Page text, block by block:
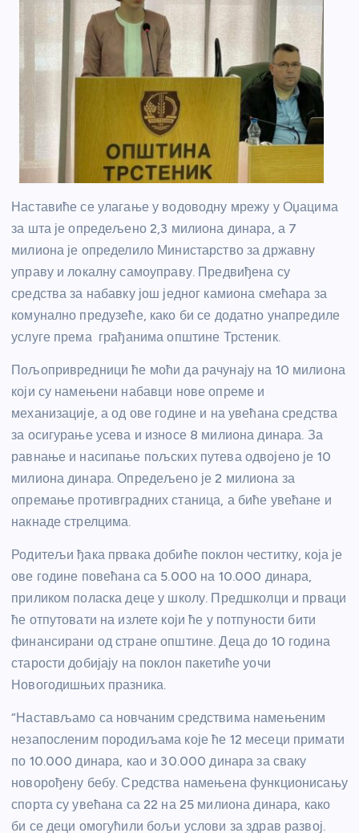
Наставиће се улагање у водоводну мрежу у Оџацима
за шта је опредељено 2,3 милиона динара, а 7
милиона је определило Министарство за државну
управу и локалну самоуправу. Предвиђена су
средства за набавку још једног камиона смећара за
комунално предузеће, како би се додатно унапредиле
услуге према грађанима општине Трстеник.
Пољопривредници ће моћи да рачунају на 10 милиона
који су намењени набавци нове опреме и
механизације, а од ове године и на увећана средства
за осигурање усева и износе 8 милиона динара. За
равнање и насипање пољских путева одвојено је 10
милиона динара. Опредељено је 2 милиона за
опремање противградних станица, а биће увећане и
накнаде стрелцима.
Родитељи ђака првака добиће поклон честитку, која је
ове године повећана са 5.000 на 10.000 динара,
приликом поласка деце у школу. Предшколци и прваци
ће отпутовати на излете који ће у потпуности бити
финансирани од стране општине. Деца до 10 година
старости добијају на поклон пакетиће уочи
Новогодишњих празника.
“Настављамо са новчаним средствима намењеним
незапосленим породиљама које ће 12 месеци примати
по 10.000 динара, као и 30.000 динара за сваку
новорођену бебу. Средства намењена функционисању
спорта су увећана са 22 на 25 милиона динара, како
би се деци омогућили бољи услови за здрав развој.